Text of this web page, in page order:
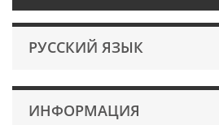
РУССКИЙ ЯЗЫК
ИНФОРМАЦИЯ